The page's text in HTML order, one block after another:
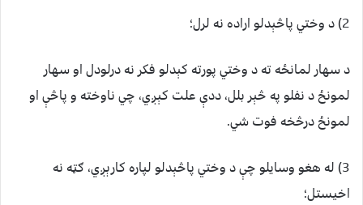
2) د وختي پاڅېدلو اراده نه لرل؛
د سهار لمانځه ته د وختي پورته کېدلو فکر نه درلودل او سهار
لمونځ د نفلو په څېر بلل، ددې علت کېږي، چي ناوخته و پاڅې او
لمونځ درڅخه فوت شي.
3) له هغو وسایلو چې د وختي پاڅېدلو لپاره کارېږي، ګټه نه
اخيستل؛